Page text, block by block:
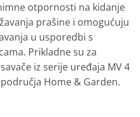
otpornosti na kidanje
prašine i omogućuju
u usporedbi s
Prikladne su za
iz serije uređaja MV 4
Home & Garden.